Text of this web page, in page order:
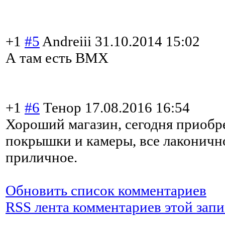
+1 #5 Andreiii 31.10.2014 15:02
А там есть BMX
+1 #6 Тенор 17.08.2016 16:54
Хороший магазин, сегодня
покрышки и камеры, все
приличное.
Обновить список комментариев
RSS лента комментариев этой